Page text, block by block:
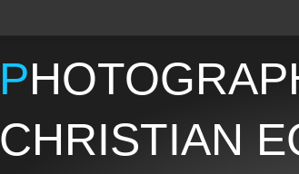
PHOTOGRAPHIE
CHRISTIAN